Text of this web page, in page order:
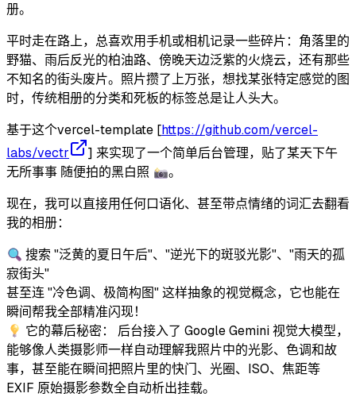
册。
平时走在路上，总喜欢用手机或相机记录一些碎片：角落里的
野猫、雨后反光的柏油路、傍晚天边泛紫的火烧云，还有那些
不知名的街头废片。照片攒了上万张，想找某张特定感觉的图
时，传统相册的分类和死板的标签总是让人头大。
基于这个vercel-template [https://github.com/vercel-
labs/vectr
] 来实现了一个简单后台管理，贴了某天下午
无所事事 随便拍的黑白照 📸。
现在，我可以直接用任何口语化、甚至带点情绪的词汇去翻看
我的相册：
🔍 搜索 "泛黄的夏日午后"、"逆光下的斑驳光影"、"雨天的孤
寂街头"
甚至连 "冷色调、极简构图" 这样抽象的视觉概念，它也能在
瞬间帮我全部精准闪现！
💡 它的幕后秘密： 后台接入了 Google Gemini 视觉大模型，
能够像人类摄影师一样自动理解我照片中的光影、色调和故
事，甚至能在瞬间把照片里的快门、光圈、ISO、焦距等
EXIF 原始摄影参数全自动析出挂载。